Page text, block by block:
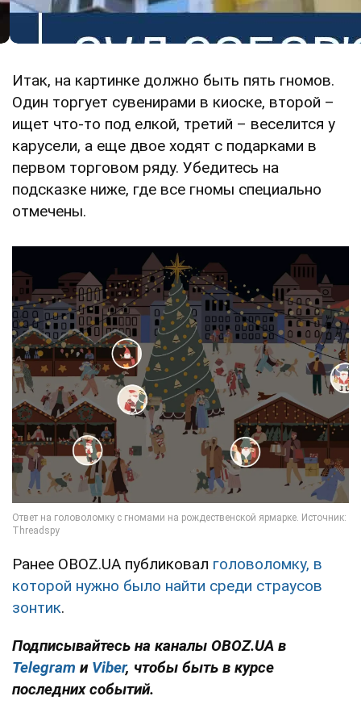
Итак, на картинке должно быть пять гномов.
Один торгует сувенирами в киоске, второй –
ищет что-то под елкой, третий – веселится у
карусели, а еще двое ходят с подарками в
первом торговом ряду. Убедитесь на
подсказке ниже, где все гномы специально
отмечены.
Ранее OBOZ.UA публиковал головоломку, в
которой нужно было найти среди страусов
зонтик.
Подписывайтесь на каналы OBOZ.UA в
Telegram и Viber, чтобы быть в курсе
последних событий.